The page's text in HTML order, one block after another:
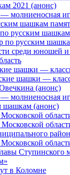
2021 (анонс)
молниеносная
шашкам
русским шашкам
по русским
среди юношей
шашки —
шашки —
(анонс)
молниеносная
шашкам (анонс)
Ступинского
в Коломне